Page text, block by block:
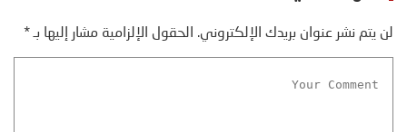
لن يتم نشر عنوان بريدك الإلكتروني. الحقول الإلزامية مشار إليها بـ*